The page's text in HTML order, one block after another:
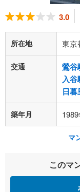
3.0
所在地 東京
交通 鶯谷
入谷
日
築年月
マ
このマ